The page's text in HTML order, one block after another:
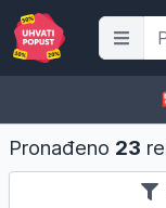
Pronađeno 23